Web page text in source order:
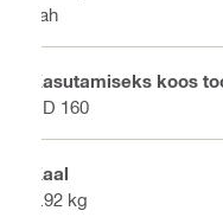
Jah
Kasutamiseks koos
DD 160
Kaal
7.92 kg